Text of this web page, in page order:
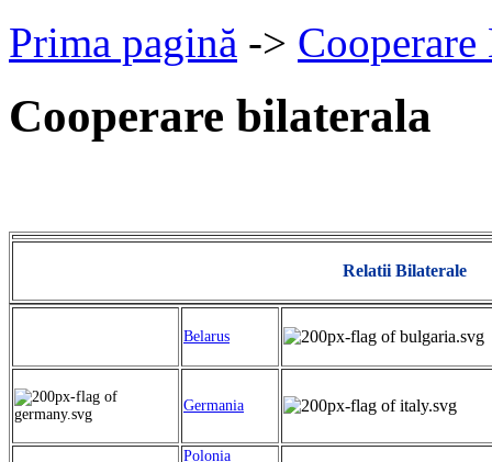
Prima pagină ->
Cooperare bilaterala
Relatii Bilaterale
Belarus
Germania
Polonia